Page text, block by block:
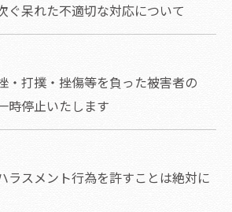
ぐ呆れた不適切な対応について
・打撲・挫傷等を負った被害者の
時停止いたします
ラスメント行為を許すことは絶対に